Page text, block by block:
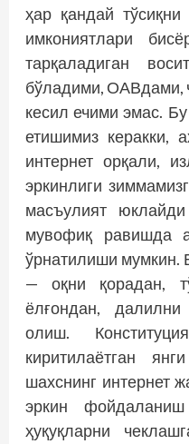
ҳар қандай тўсиқни
имкониятлари
тарқаладиган
бўладими, ОАВдами,
кесил ечими эмас.
етишимиз керакки,
интернет орқали,
эркинлиги
масъулият
мувофиқ равишда
ўрнатилиши мумкин.
— оқни қорадан,
ёлғондан,
олиш.
киритилаётган
шахснинг интернет
эркин
ҳуқуқларни